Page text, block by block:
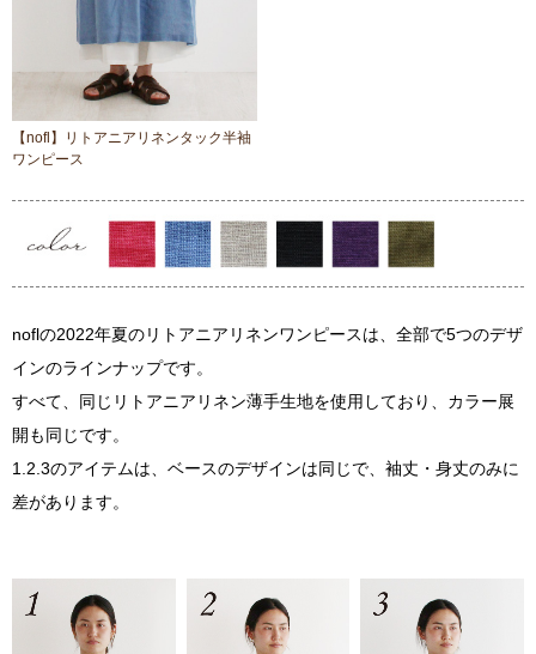
【nofl】リトアニアリネンタック半袖
ワンピース
noflの2022年夏のリトアニアリネンワンピースは、全部で5つのデザ
インのラインナップです。
すべて、同じリトアニアリネン薄手生地を使用しており、カラー展
開も同じです。
1.2.3のアイテムは、ベースのデザインは同じで、袖丈・身丈のみに
差があります。